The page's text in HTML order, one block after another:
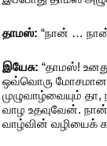
தாமஸ்: “நான் …
இயேசு: “தாமஸ்!
ஒவ்வொரு மோசமான
முழுவாழ்வையும்
வாழ உதவுவேன்.
வாழ்வின் வழியைக்